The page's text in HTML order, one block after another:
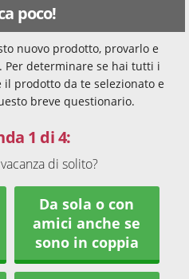
poco!
nuovo prodotto, provarlo e
determinare se hai tutti i
prodotto da te selezionato e
breve questionario.
1 di 4:
di solito?
Da sola o con
amici anche se
sono in coppia